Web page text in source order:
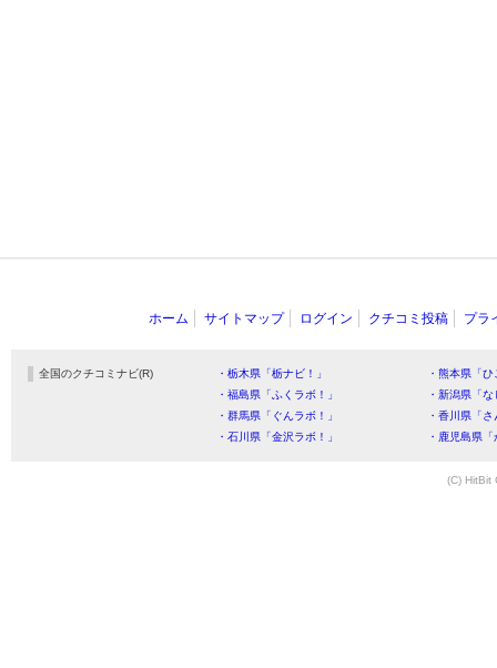
ホーム サイトマップ ログイン クチコミ投稿 プラ
全国のクチコミナビ(R) ・栃木県「栃ナビ！」
・熊本県「
・福島県「ふくラボ！」
・新潟県「
・群馬県「ぐんラボ！」
・香川県「
・石川県「金沢ラボ！」
・鹿児島県
(C) HitBit